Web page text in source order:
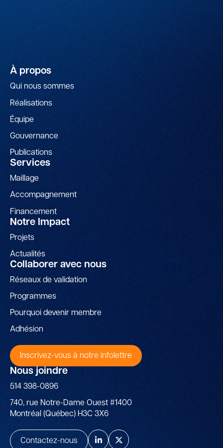
À propos
Qui nous sommes
Réalisations
Équipe
Gouvernance
Publications
Services
Maillage
Accompagnement
Financement
Notre Impact
Projets
Actualités
Collaborer avec nous
Réseaux de validation
Programmes
Pourquoi devenir membre
Adhésion
Inscrivez-vous à notre infolettre
Nous joindre
514 398-0896
740, rue Notre-Dame Ouest #1400
Montréal (Québec) H3C 3X6
Contactez-nous